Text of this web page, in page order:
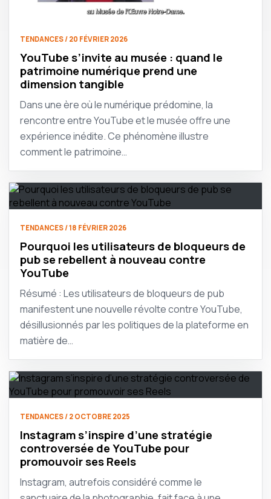
TENDANCES / 20 FÉVRIER 2026
YouTube s’invite au musée : quand le
patrimoine numérique prend une
dimension tangible
Dans une ère où le numérique prédomine, la
rencontre entre YouTube et le musée offre une
expérience inédite. Ce phénomène illustre
comment le patrimoine…
TENDANCES / 18 FÉVRIER 2026
Pourquoi les utilisateurs de bloqueurs de
pub se rebellent à nouveau contre
YouTube
Résumé : Les utilisateurs de bloqueurs de pub
manifestent une nouvelle révolte contre YouTube,
désillusionnés par les politiques de la plateforme en
matière de…
TENDANCES / 2 OCTOBRE 2025
Instagram s’inspire d’une stratégie
controversée de YouTube pour
promouvoir ses Reels
Instagram, autrefois considéré comme le